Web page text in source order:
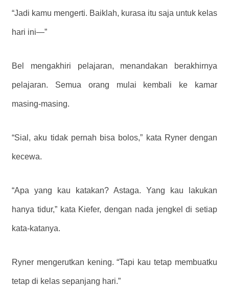
“Jadi kamu mengerti. Baiklah, kurasa itu saja untuk kelas
hari ini—”
Bel mengakhiri pelajaran, menandakan berakhirnya
pelajaran. Semua orang mulai kembali ke kamar
masing-masing.
“Sial, aku tidak pernah bisa bolos,” kata Ryner dengan
kecewa.
“Apa yang kau katakan? Astaga. Yang kau lakukan
hanya tidur,” kata Kiefer, dengan nada jengkel di setiap
kata-katanya.
Ryner mengerutkan kening. “Tapi kau tetap membuatku
tetap di kelas sepanjang hari.”